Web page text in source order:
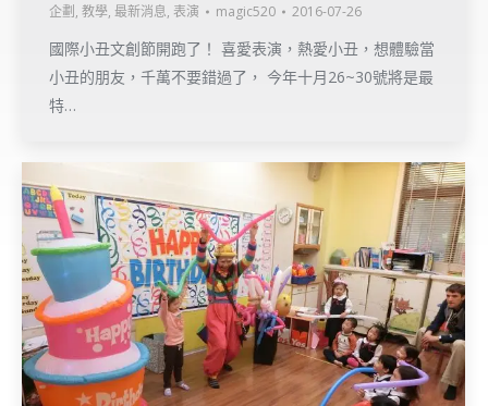
企劃 , 教學, 最新消息, 表演 magic520 2016-07-26
國際小丑文創節開跑了！ 喜愛表演，熱愛小丑，想體驗當
小丑的朋友，千萬不要錯過了， 今年十月26~30號將是最
特…